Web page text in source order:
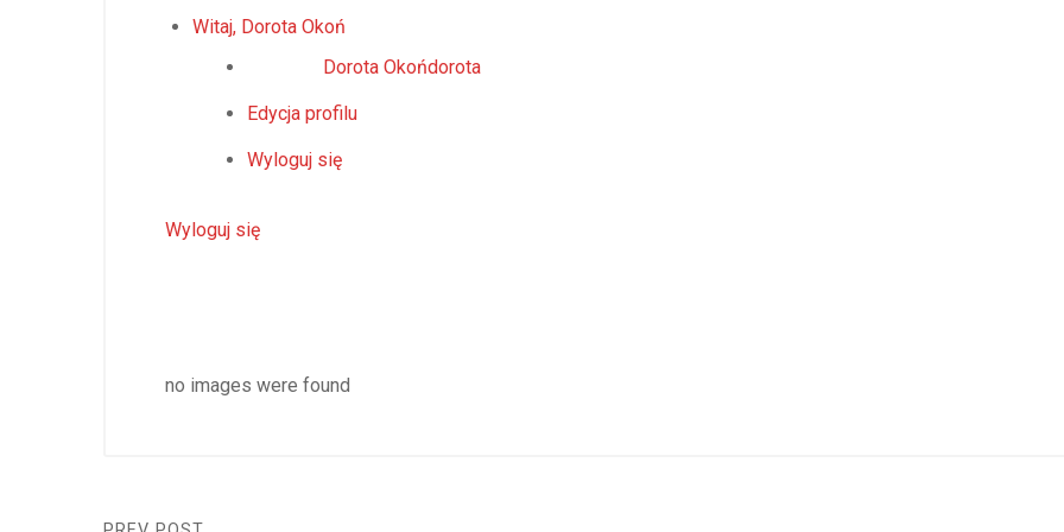
Witaj, Dorota Okoń
Dorota Okońdorota
Edycja profilu
Wyloguj się
Wyloguj się
no images were found